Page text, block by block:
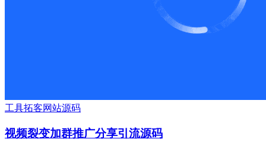
工具拓客网站源码
视频裂变加群推广分享引流源码